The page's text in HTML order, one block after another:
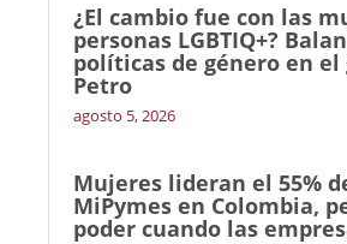
¿El cambio fue con las
personas LGBTIQ+?
políticas de género en el
Petro
agosto 5, 2026
Mujeres lideran el 55%
MiPymes en Colombia,
poder cuando las